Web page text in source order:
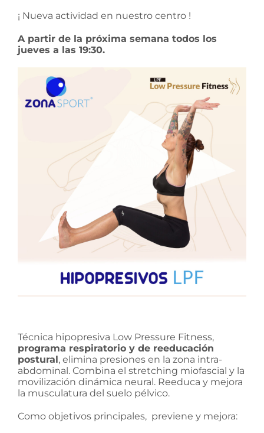
¡ Nueva actividad en nuestro centro !
A partir de la próxima semana todos los
jueves a las 19:30.
Técnica hipopresiva Low Pressure Fitness,
programa respiratorio y de reeducación
postural, elimina presiones en la zona intra-
abdominal. Combina el stretching miofascial y la
movilización dinámica neural. Reeduca y mejora
la musculatura del suelo pélvico.
Como objetivos principales, previene y mejora: